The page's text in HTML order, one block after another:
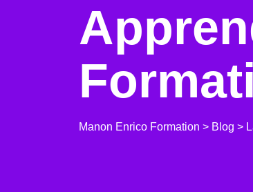
Manon Enrico Formation > Blog >